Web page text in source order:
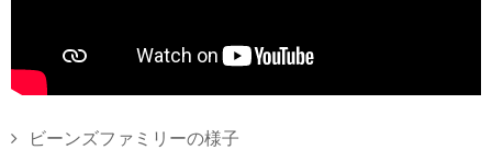
ビーンズファミリーの様子